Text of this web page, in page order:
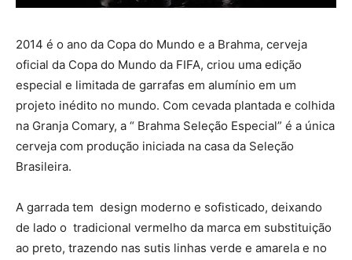
2014 é o ano da Copa do Mundo e a Brahma, cerveja
oficial da Copa do Mundo da FIFA, criou uma edição
especial e limitada de garrafas em alumínio em um
projeto inédito no mundo. Com cevada plantada e colhida
na Granja Comary, a “ Brahma Seleção Especial” é a única
cerveja com produção iniciada na casa da Seleção
Brasileira.
A garrada tem design moderno e sofisticado, deixando
de lado o tradicional vermelho da marca em substituição
ao preto, trazendo nas sutis linhas verde e amarela e no